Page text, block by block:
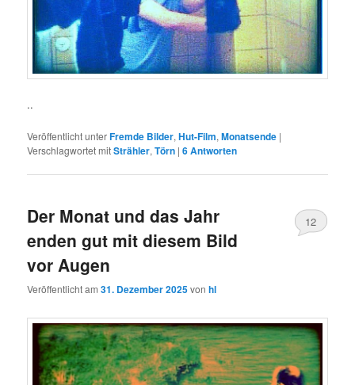
..
Veröffentlicht unterFremde Bilder,Hut-Film,Monatsende |
Verschlagwortet mitSträhler,Törn |6Antworten
Der Monat und das Jahr
enden gut mit diesem Bild
vor Augen
Veröffentlicht am31. Dezember 2025vonhl
12